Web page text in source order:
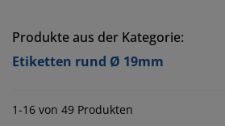
Produkte aus der Kategorie:
Etiketten rund Ø 19mm
1-16 von 49 Produkten